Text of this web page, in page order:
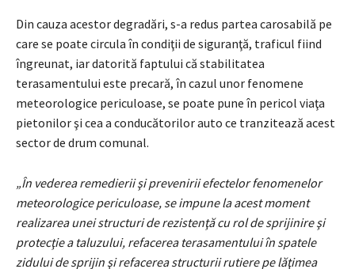
Din cauza acestor degradări, s-a redus partea carosabilă pe
care se poate circula în condiţii de siguranţă, traficul fiind
îngreunat, iar datorită faptului că stabilitatea
terasamentului este precară, în cazul unor fenomene
meteorologice periculoase, se poate pune în pericol viaţa
pietonilor şi cea a conducătorilor auto ce tranzitează acest
sector de drum comunal.
„În vederea remedierii şi prevenirii efectelor fenomenelor
meteorologice periculoase, se impune la acest moment
realizarea unei structuri de rezistenţă cu rol de sprijinire şi
protecţie a taluzului, refacerea terasamentului în spatele
zidului de sprijin şi refacerea structurii rutiere pe lăţimea